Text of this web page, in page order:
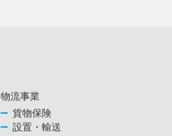
物流事業
貨物保険
設置・輸送